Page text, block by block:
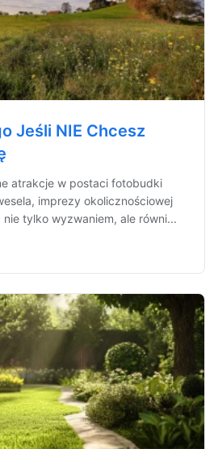
Jeśli NIE Chcesz
atrakcje w postaci fotobudki
imprezy okolicznościowej
tylko wyzwaniem, ale równi...